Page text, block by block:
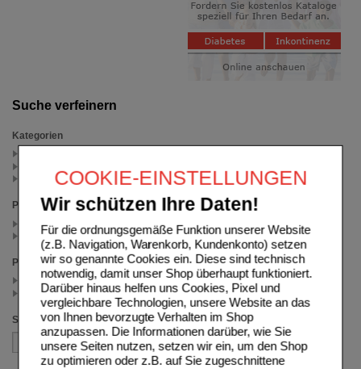
COOKIE-EINSTELLUNGEN
Wir schützen Ihre Daten!
Für die ordnungsgemäße Funktion unserer Website
(z.B. Navigation, Warenkorb, Kundenkonto) setzen
wir so genannte Cookies ein. Diese sind technisch
notwendig, damit unser Shop überhaupt funktioniert.
Darüber hinaus helfen uns Cookies, Pixel und
vergleichbare Technologien, unsere Website an das
von Ihnen bevorzugte Verhalten im Shop
anzupassen. Die Informationen darüber, wie Sie
unsere Seiten nutzen, setzen wir ein, um den Shop
zu optimieren oder z.B. auf Sie zugeschnittene
Suche verfeinern
Kategorien
für Kleintiere (1)
Packungsgröße
50 g (1)
2X50 g (1)
Preis
< 17.50 (1)
>= 17.50 (1)
Sortieren nach